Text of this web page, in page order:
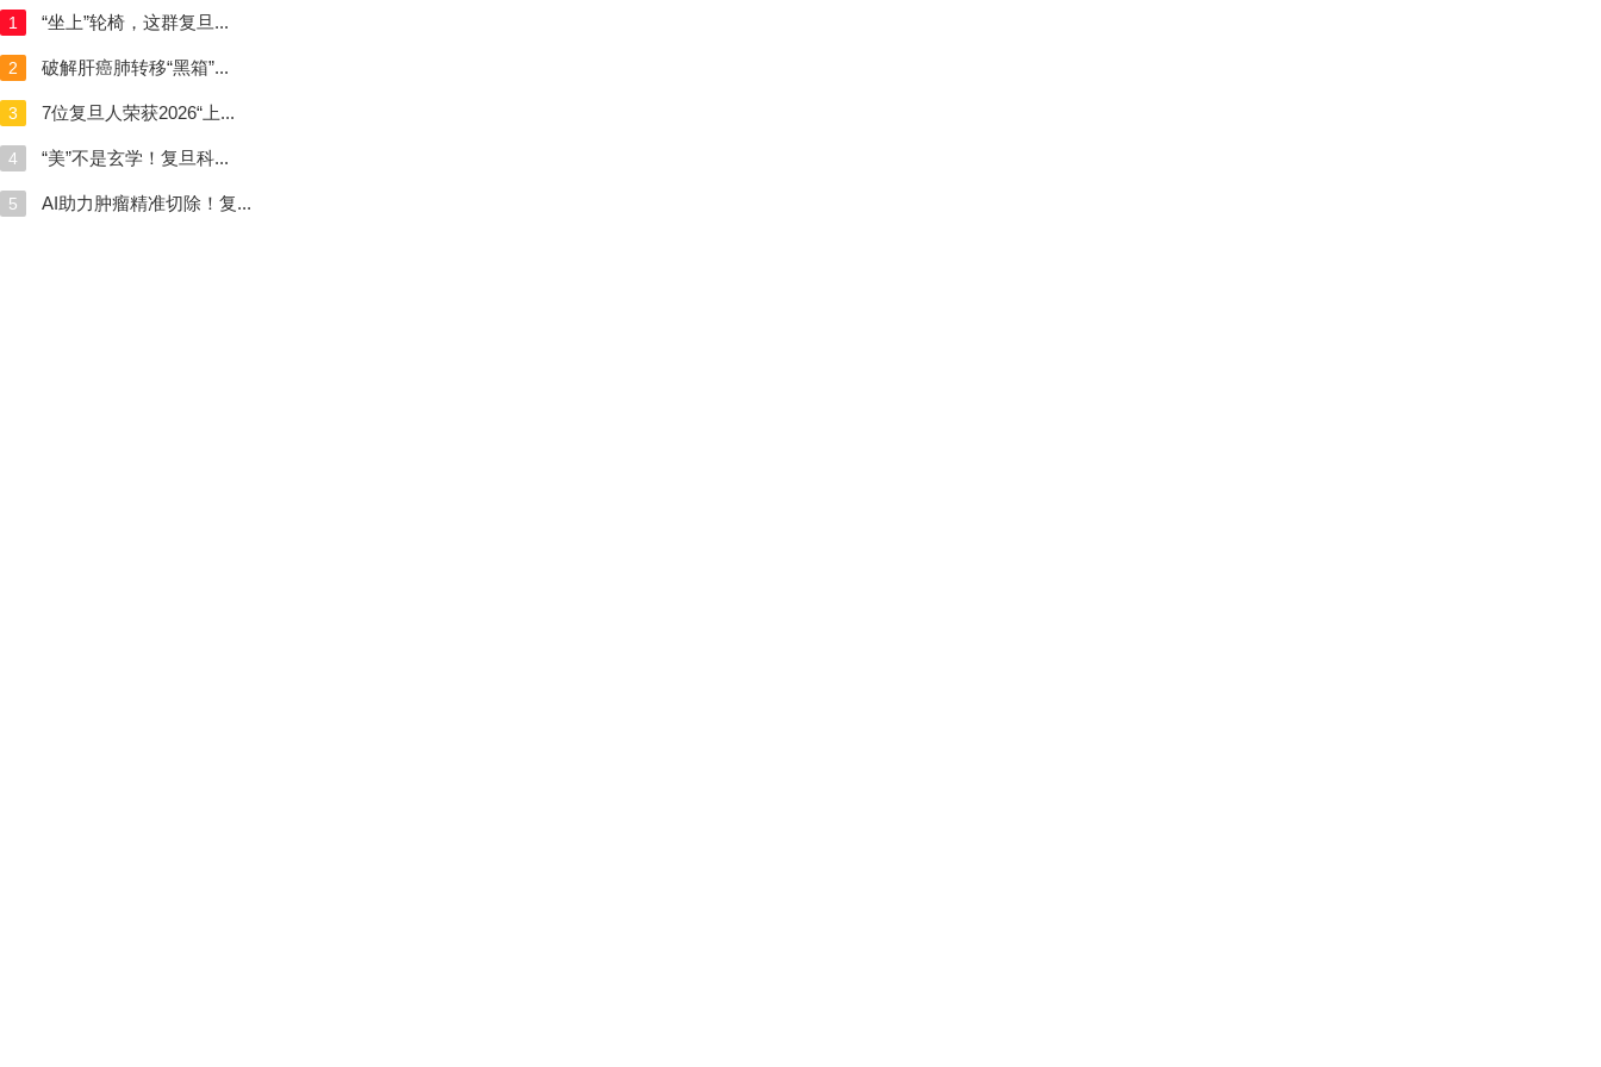
1 “坐上”轮椅，这群复旦...
2 破解肝癌肺转移“黑箱”...
3 7位复旦人荣获2026“上...
4 “美”不是玄学！复旦科...
5 AI助力肿瘤精准切除！复...